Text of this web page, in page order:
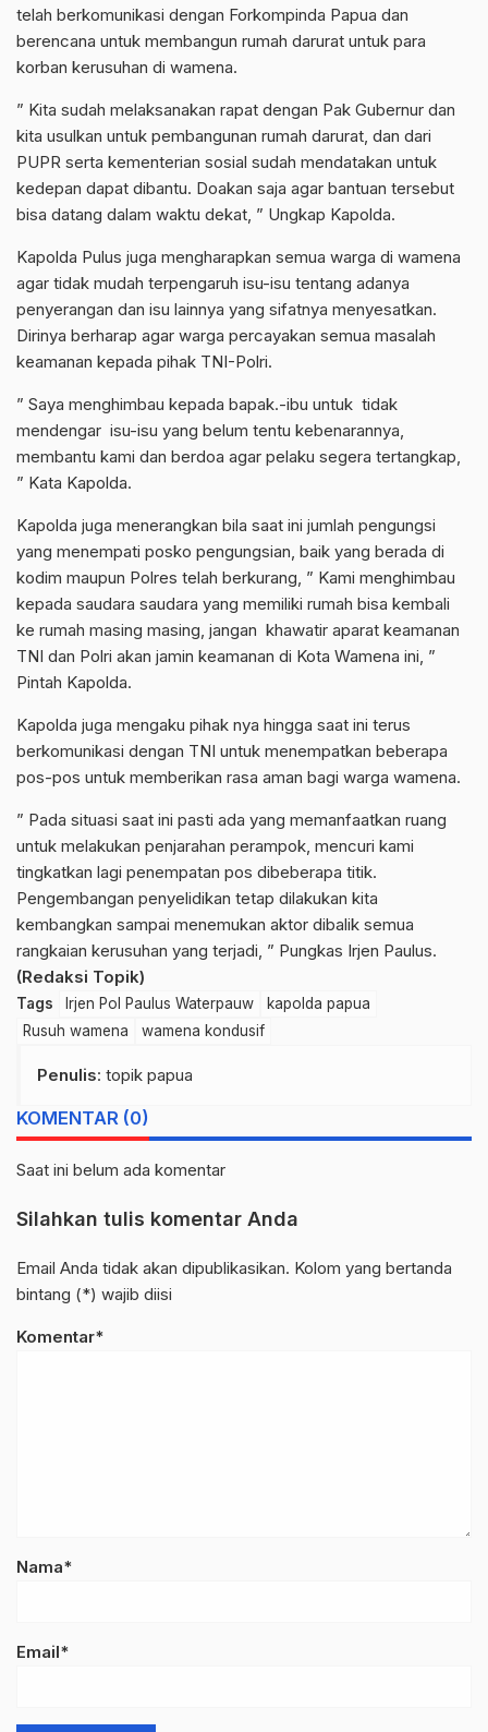
telah berkomunikasi dengan Forkompinda Papua dan
berencana untuk membangun rumah darurat untuk para
korban kerusuhan di wamena.
” Kita sudah melaksanakan rapat dengan Pak Gubernur dan
kita usulkan untuk pembangunan rumah darurat, dan dari
PUPR serta kementerian sosial sudah mendatakan untuk
kedepan dapat dibantu. Doakan saja agar bantuan tersebut
bisa datang dalam waktu dekat, ” Ungkap Kapolda.
Kapolda Pulus juga mengharapkan semua warga di wamena
agar tidak mudah terpengaruh isu-isu tentang adanya
penyerangan dan isu lainnya yang sifatnya menyesatkan.
Dirinya berharap agar warga percayakan semua masalah
keamanan kepada pihak TNI-Polri.
” Saya menghimbau kepada bapak.-ibu untuk tidak
mendengar isu-isu yang belum tentu kebenarannya,
membantu kami dan berdoa agar pelaku segera tertangkap,
” Kata Kapolda.
Kapolda juga menerangkan bila saat ini jumlah pengungsi
yang menempati posko pengungsian, baik yang berada di
kodim maupun Polres telah berkurang, ” Kami menghimbau
kepada saudara saudara yang memiliki rumah bisa kembali
ke rumah masing masing, jangan khawatir aparat keamanan
TNI dan Polri akan jamin keamanan di Kota Wamena ini, ”
Pintah Kapolda.
Kapolda juga mengaku pihak nya hingga saat ini terus
berkomunikasi dengan TNI untuk menempatkan beberapa
pos-pos untuk memberikan rasa aman bagi warga wamena.
” Pada situasi saat ini pasti ada yang memanfaatkan ruang
untuk melakukan penjarahan perampok, mencuri kami
tingkatkan lagi penempatan pos dibeberapa titik.
Pengembangan penyelidikan tetap dilakukan kita
kembangkan sampai menemukan aktor dibalik semua
rangkaian kerusuhan yang terjadi, ” Pungkas Irjen Paulus.
(Redaksi Topik)
Tags Irjen Pol Paulus Waterpauw
kapolda papua
Rusuh wamena
wamena kondusif
Penulis: topik papua
KOMENTAR (0)
Saat ini belum ada komentar
Silahkan tulis komentar Anda
Email Anda tidak akan dipublikasikan. Kolom yang bertanda
bintang (*) wajib diisi
Komentar*
Nama*
Email*